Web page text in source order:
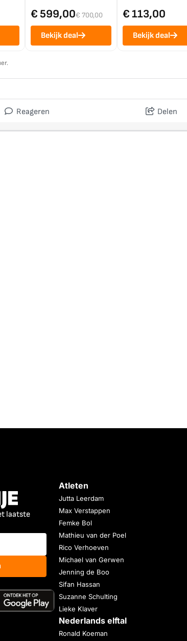
€ 599,00€ 700,00
Bekijk deal
€ 113,00
Bekijk deal
Reageren Delen
laatste
Atleten
Jutta Leerdam
Max Verstappen
Femke Bol
Mathieu van der Poel
Rico Verhoeven
Michael van Gerwen
Jenning de Boo
Sifan Hassan
Suzanne Schulting
Lieke Klaver
Nederlands elftal
Ronald Koeman